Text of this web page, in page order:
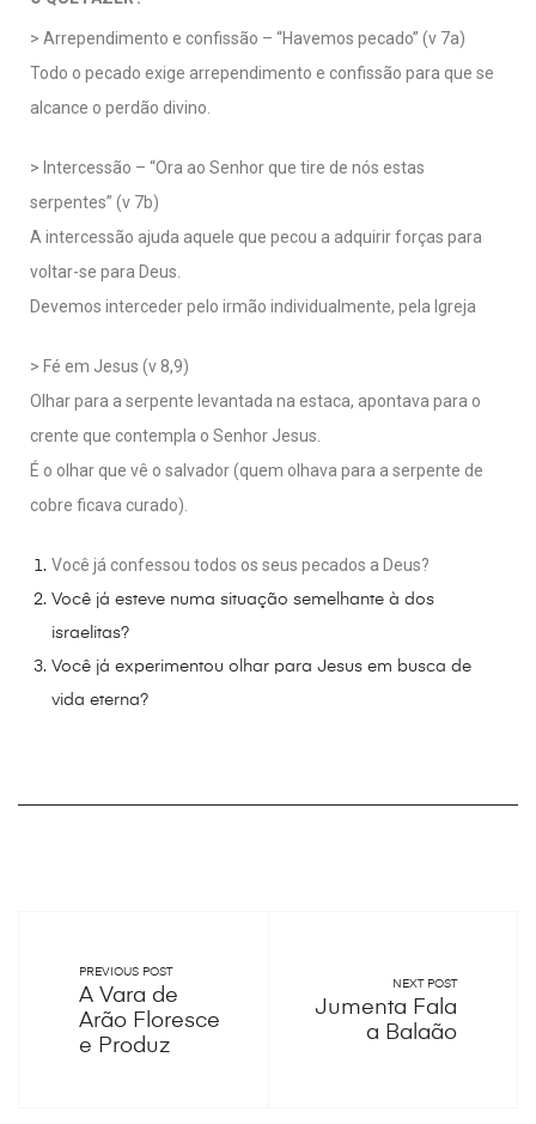
> Arrependimento e confissão – “Havemos pecado” (v 7a)
Todo o pecado exige arrependimento e confissão para que se
alcance o perdão divino.
> Intercessão – “Ora ao Senhor que tire de nós estas
serpentes” (v 7b)
A intercessão ajuda aquele que pecou a adquirir forças para
voltar-se para Deus.
Devemos interceder pelo irmão individualmente, pela Igreja
> Fé em Jesus (v 8,9)
Olhar para a serpente levantada na estaca, apontava para o
crente que contempla o Senhor Jesus.
É o olhar que vê o salvador(quem olhava para a serpente de
cobre ficava curado).
Você já confessou todos os seus pecados a Deus?
Você já esteve numa situação semelhante à dos
israelitas?
Você já experimentou olhar para Jesus em busca de
vida eterna?
PREVIOUS POST
A Vara de
Arão Floresce
e Produz
NEXT POST
Jumenta Fala
a Balaão